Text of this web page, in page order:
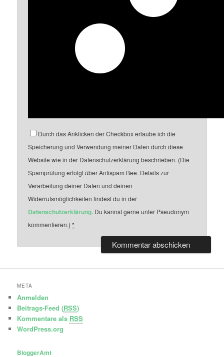
Durch das Anklicken der Checkbox erlaube ich die
Speicherung und Verwendung meiner Daten durch diese
Website wie in der Datenschutzerklärung beschrieben. (Die
Spamprüfung erfolgt über Antispam Bee. Details zur
Verarbeitung deiner Daten und deinen
Widerrufsmöglichkeiten findest du in der
Datenschutzerklärung. Du kannst gerne unter Pseudonym
kommentieren.)*
META
Anmelden
Beitrags-Feed (RSS)
Kommentare als RSS
WordPress.org
BloggerAmt